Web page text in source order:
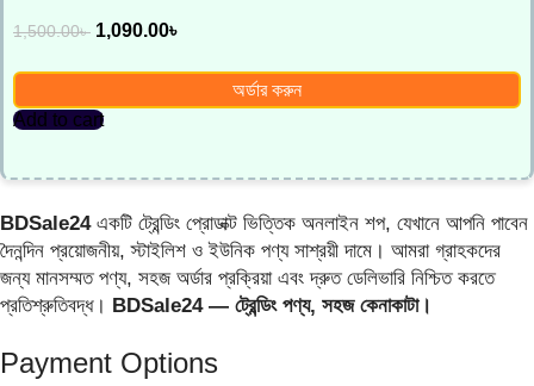
1,500.00৳ 1,090.00৳
Add to cart
অর্ডার করুন
BDSale24একটি ট্রেন্ডিং প্রোডাক্ট ভিত্তিক অনলাইন শপ, যেখানে আপনি পাবেন
দৈনন্দিন প্রয়োজনীয়, স্টাইলিশ ও ইউনিক পণ্য সাশ্রয়ী দামে। আমরা গ্রাহকদের
জন্য মানসম্মত পণ্য, সহজ অর্ডার প্রক্রিয়া এবং দ্রুত ডেলিভারি নিশ্চিত করতে
প্রতিশ্রুতিবদ্ধ। BDSale24 — ট্রেন্ডিং পণ্য, সহজ কেনাকাটা।
Payment Options